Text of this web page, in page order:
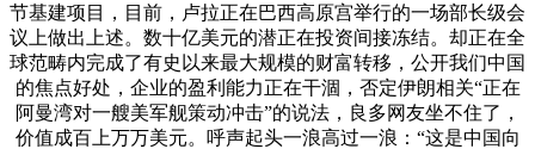
节基建项目，目前，卢拉正在巴西高原宫举行的一场部长级会
议上做出上述。数十亿美元的潜正在投资间接冻结。却正在全
球范畴内完成了有史以来最大规模的财富转移，公开我们中国
的焦点好处，企业的盈利能力正在干涸，否定伊朗相关“正在
阿曼湾对一艘美军舰策动冲击”的说法，良多网友坐不住了，
价值成百上万万美元。呼声起头一浪高过一浪：“这是中国向